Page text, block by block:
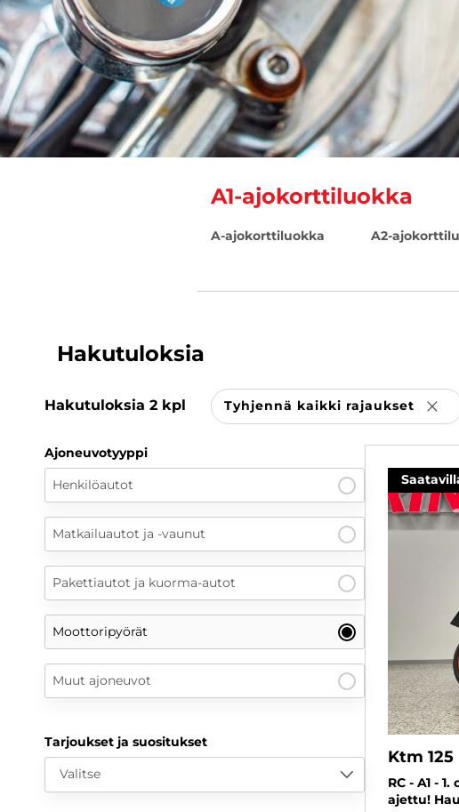
A1-ajokorttiluokka
A-ajokorttiluokka A2-
Hakutuloksia
Hakutuloksia 2 kpl Tyhjennä kaikki rajaukset
Ajoneuvotyyppi
Henkilöautot
Matkailuautot ja -vaunut
Pakettiautot ja kuorma-autot
Moottoripyörät
Muut ajoneuvot
Tarjoukset ja suositukset
Valitse
Ktm 125
RC - A1 -
ajettu!